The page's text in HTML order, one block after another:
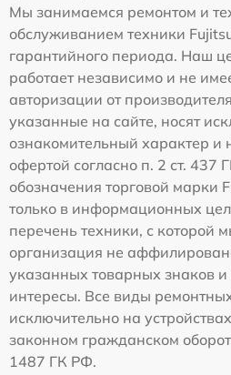
Мы занимаемся ремонтом и
обслуживанием техники
гарантийного периода. Наш
работает независимо и не
авторизации от
указанные на сайте, носят
ознакомительный характер и
офертой согласно п. 2 ст. 437
обозначения торговой марки
только в информационных
перечень техники, с которой
организация не
указанных товарных знаков и
интересы. Все виды
исключительно на
законном гражданском
1487 ГК РФ.